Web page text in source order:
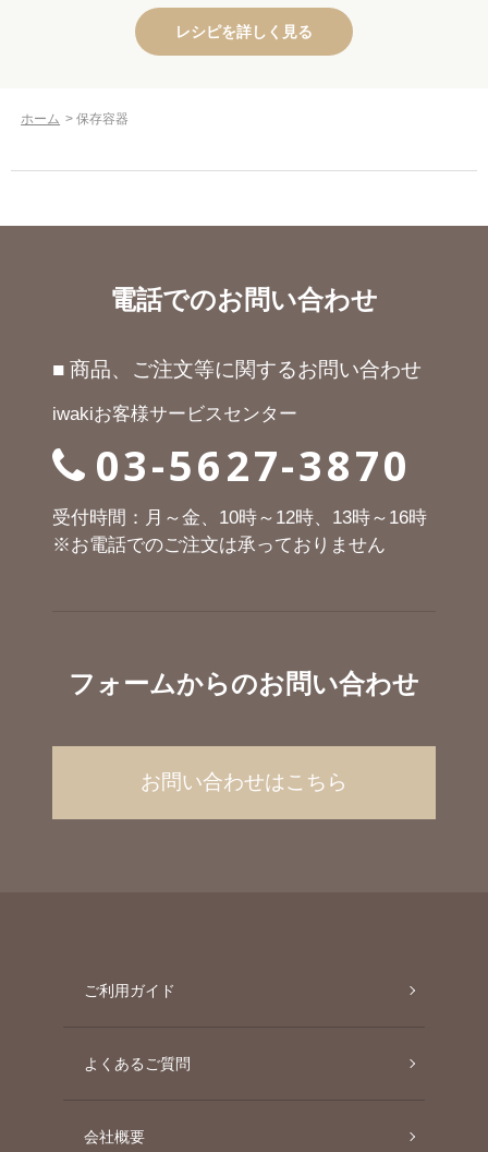
レシピを詳しく見る
ホーム >保存容器
電話でのお問い合わせ
■ 商品、ご注文等に関するお問い合わせ
iwakiお客様サービスセンター
03-5627-3870
受付時間：月～金、10時～12時、13時～16時
※お電話でのご注文は承っておりません
フォームからのお問い合わせ
お問い合わせはこちら
ご利用ガイド
よくあるご質問
会社概要